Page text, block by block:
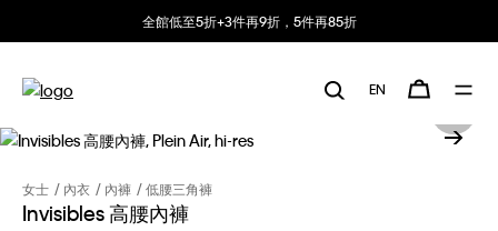
全館低至5折+3件再9折，5件再85折
EN
女士 內衣 內褲 低腰三角褲
Invisibles 高腰內褲